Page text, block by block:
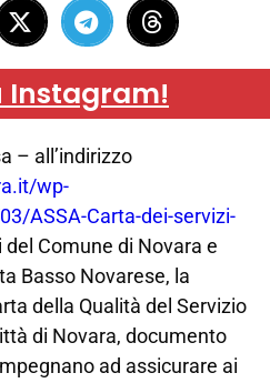
Instagram!
– all’indirizzo
wp-
ASSA-Carta-dei-servizi-
Comune di Novara e
Basso Novarese, la
della Qualità del Servizio
di Novara, documento
ad assicurare ai